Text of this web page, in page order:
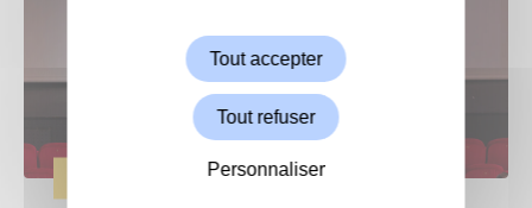
Tout accepter
Tout refuser
Personnaliser